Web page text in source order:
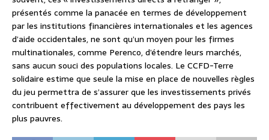
présentés comme la panacée en termes de développement
par les institutions financières internationales et les agences
d’aide occidentales, ne sont qu’un moyen pour les firmes
multinationales, comme Perenco, d’étendre leurs marchés,
sans aucun souci des populations locales. Le CCFD-Terre
solidaire estime que seule la mise en place de nouvelles règles
du jeu permettra de s’assurer que les investissements privés
contribuent effectivement au développement des pays les
plus pauvres.